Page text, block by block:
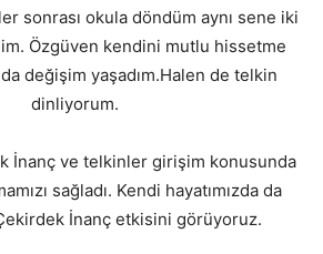
sonrası okula döndüm aynı sene iki
Özgüven kendini mutlu hissetme
değişim yaşadım.Halen de telkin
dinliyorum.
İnanç ve telkinler girişim konusunda
sağladı. Kendi hayatımızda da
İnanç etkisini görüyoruz.